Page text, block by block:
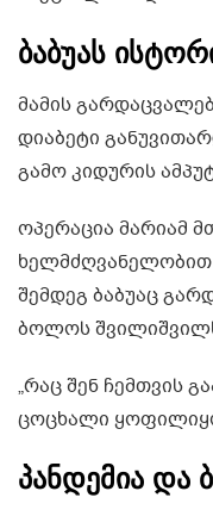
ბაბუას
მამის
დიაბეტი
გამო კიდურის
ოპერაცია მარიამ
შემდეგ ბაბუაც
ბოლოს
„რაც შენ ჩემთვის
ცოცხალი
პანდემია და